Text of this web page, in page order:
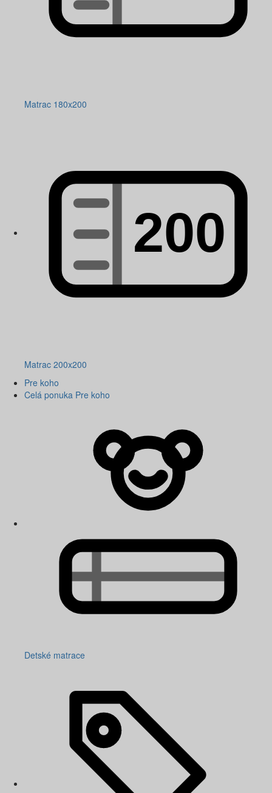
Matrac 180x200
Matrac 200x200
Pre koho
Celá ponuka Pre koho
Detské matrace